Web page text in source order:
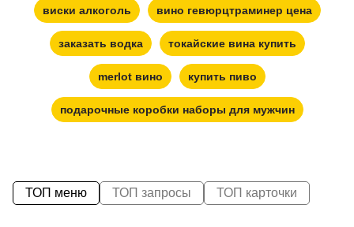
виски алкоголь
вино гевюрцтраминер цена
заказать водка токайские вина купить
merlot вино купить пиво
подарочные коробки наборы для мужчин
ТОП меню ТОП запросы ТОП карточки